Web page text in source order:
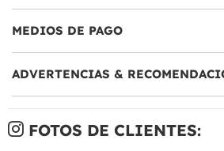
MEDIOS DE PAGO
ADVERTENCIAS &
FOTOS DE CLIENTES: